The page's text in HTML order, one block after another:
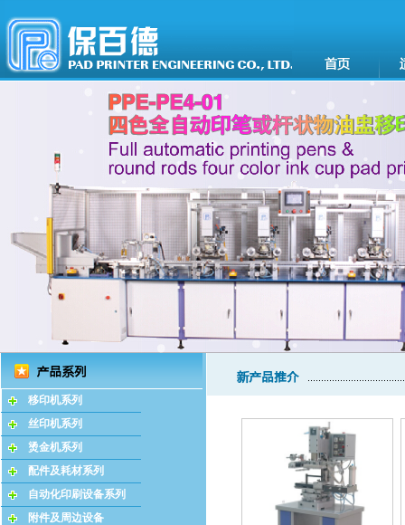
移印机系列
丝印机系列
烫金机系列
配件及耗材系列
自动化印刷设备系列
附件及周边设备